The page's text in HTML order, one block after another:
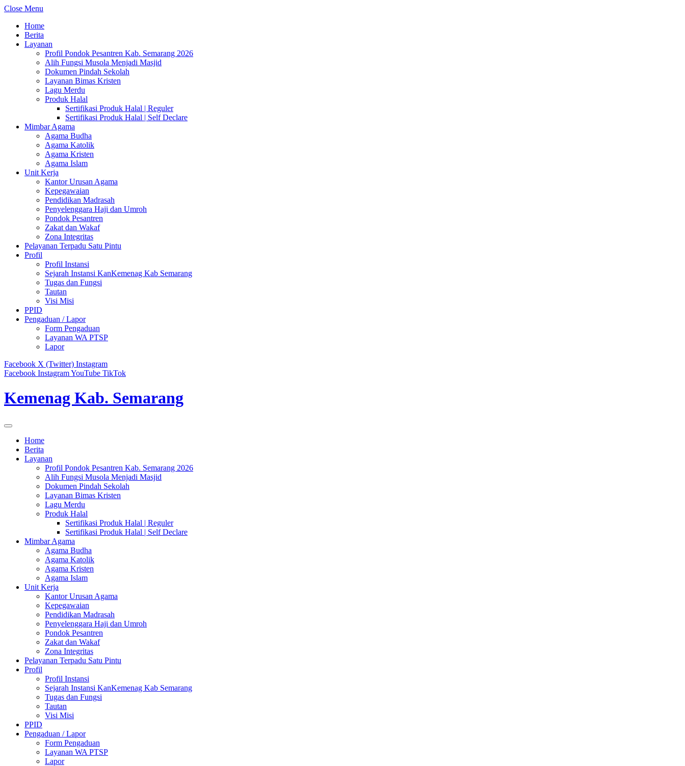
Close Menu
Home
Berita
Layanan
Profil Pondok Pesantren Kab. Semarang 2026
Alih Fungsi Musola Menjadi Masjid
Dokumen Pindah Sekolah
Layanan Bimas Kristen
Lagu Merdu
Produk Halal
Sertifikasi Produk Halal | Reguler
Sertifikasi Produk Halal | Self Declare
Mimbar Agama
Agama Budha
Agama Katolik
Agama Kristen
Agama Islam
Unit Kerja
Kantor Urusan Agama
Kepegawaian
Pendidikan Madrasah
Penyelenggara Haji dan Umroh
Pondok Pesantren
Zakat dan Wakaf
Zona Integritas
Pelayanan Terpadu Satu Pintu
Profil
Profil Instansi
Sejarah Instansi KanKemenag Kab Semarang
Tugas dan Fungsi
Tautan
Visi Misi
PPID
Pengaduan / Lapor
Form Pengaduan
Layanan WA PTSP
Lapor
Facebook X (Twitter) Instagram
Facebook InstagramYouTube TikTok
Kemenag Kab. Semarang
Home
Berita
Layanan
Profil Pondok Pesantren Kab. Semarang 2026
Alih Fungsi Musola Menjadi Masjid
Dokumen Pindah Sekolah
Layanan Bimas Kristen
Lagu Merdu
Produk Halal
Sertifikasi Produk Halal | Reguler
Sertifikasi Produk Halal | Self Declare
Mimbar Agama
Agama Budha
Agama Katolik
Agama Kristen
Agama Islam
Unit Kerja
Kantor Urusan Agama
Kepegawaian
Pendidikan Madrasah
Penyelenggara Haji dan Umroh
Pondok Pesantren
Zakat dan Wakaf
Zona Integritas
Pelayanan Terpadu Satu Pintu
Profil
Profil Instansi
Sejarah Instansi KanKemenag Kab Semarang
Tugas dan Fungsi
Tautan
Visi Misi
PPID
Pengaduan / Lapor
Form Pengaduan
Layanan WA PTSP
Lapor